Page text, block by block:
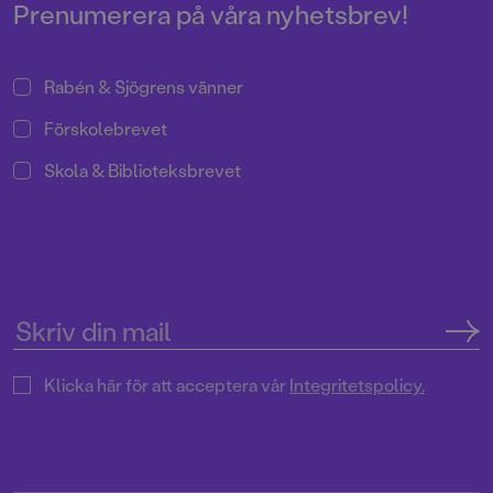
Prenumerera på våra nyhetsbrev!
Rabén & Sjögrens vänner
Förskolebrevet
Skola & Biblioteksbrevet
Klicka här för att acceptera vårIntegritetspolicy.